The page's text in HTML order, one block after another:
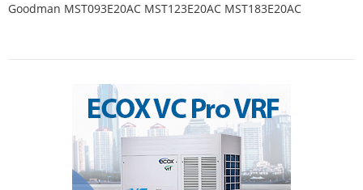
Goodman MST093E20AC MST123E20AC MST183E20AC